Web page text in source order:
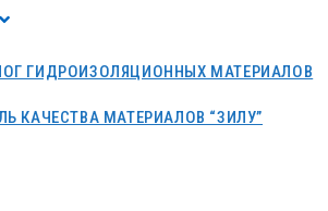
ГИДРОИЗОЛЯЦИОННЫХ МАТЕРИАЛОВ
КАЧЕСТВА МАТЕРИАЛОВ “ЗИЛУ”